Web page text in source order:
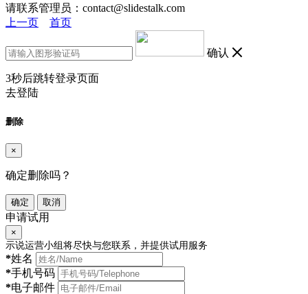
请联系管理员：contact@slidestalk.com
上一页
首页
确认
3秒后跳转登录页面
去登陆
删除
×
确定删除吗？
确定 取消
申请试用
×
示说运营小组将尽快与您联系，并提供试用服务
*姓名
*手机号码
*电子邮件